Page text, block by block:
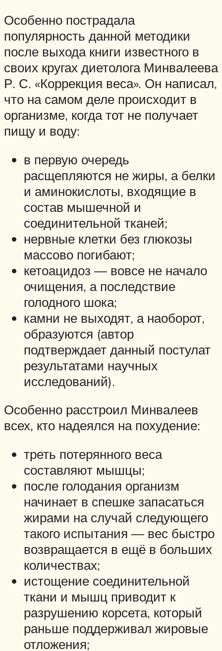
Особенно пострадала
популярность данной методики
после выхода книги известного в
своих кругах диетолога Минвалеева
Р. С. «Коррекция веса». Он написал,
что на самом деле происходит в
организме, когда тот не получает
пищу и воду:
в первую очередь
расщепляются не жиры, а белки
и аминокислоты, входящие в
состав мышечной и
соединительной тканей;
нервные клетки без глюкозы
массово погибают;
кетоацидоз — вовсе не начало
очищения, а последствие
голодного шока;
камни не выходят, а наоборот,
образуются (автор
подтверждает данный постулат
результатами научных
исследований).
Особенно расстроил Минвалеев
всех, кто надеялся на похудение:
треть потерянного веса
составляют мышцы;
после голодания организм
начинает в спешке запасаться
жирами на случай следующего
такого испытания — вес быстро
возвращается в ещё в больших
количествах;
истощение соединительной
ткани и мышц приводит к
разрушению корсета, который
раньше поддерживал жировые
отложения;